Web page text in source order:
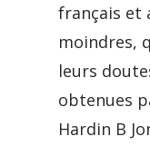
français et
moindres,
leurs
obtenues
Hardin B